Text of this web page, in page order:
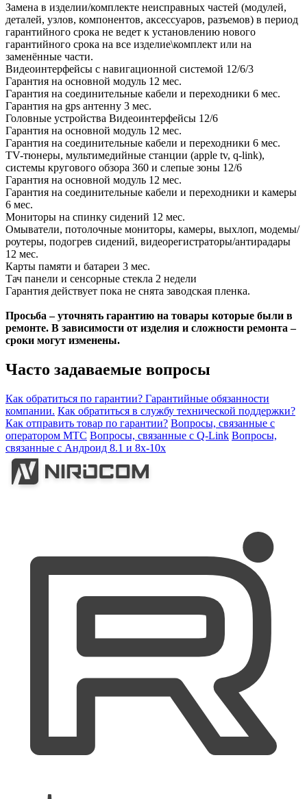
Замена в изделии/комплекте неисправных частей (модулей,
деталей, узлов, компонентов, аксессуаров, разъемов) в период
гарантийного срока не ведет к установлению нового
гарантийного срока на все изделие\комплект или на
заменённые части.
Видеоинтерфейсы с навигационной системой 12/6/3
Гарантия на основной модуль 12 мес.
Гарантия на соединительные кабели и переходники 6 мес.
Гарантия на gps антенну 3 мес.
Головные устройства Видеоинтерфейсы 12/6
Гарантия на основной модуль 12 мес.
Гарантия на соединительные кабели и переходники 6 мес.
TV-тюнеры, мультимедийные станции (apple tv, q-link),
системы кругового обзора 360 и слепые зоны 12/6
Гарантия на основной модуль 12 мес.
Гарантия на соединительные кабели и переходники и камеры
6 мес.
Мониторы на спинку сидений 12 мес.
Омыватели, потолочные мониторы, камеры, выхлоп, модемы/
роутеры, подогрев сидений, видеорегистраторы/антирадары
12 мес.
Карты памяти и батареи 3 мес.
Тач панели и сенсорные стекла 2 недели
Гарантия действует пока не снята заводская пленка.
Просьба – уточнять гарантию на товары которые были в
ремонте. В зависимости от изделия и сложности ремонта –
сроки могут изменены.
Часто задаваемые вопросы
Как обратиться по гарантии? Гарантийные обязанности
компании. Как обратиться в службу технической поддержки?
Как отправить товар по гарантии? Вопросы, связанные с
оператором МТС Вопросы, связанные с Q-Link Вопросы,
связанные с Андроид 8.1 и 8х-10х